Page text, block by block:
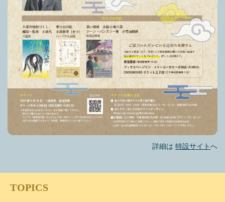
詳細は 特設サイト へ
TOPICS